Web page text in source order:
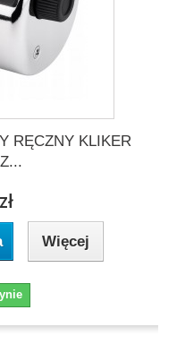
RĘCZNY KLIKER
Więcej